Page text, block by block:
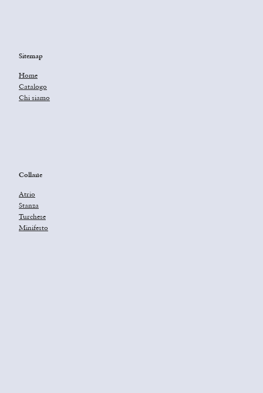
Sitemap
Home
Catalogo
Chi siamo
Collane
Atrio
Stanza
Turchese
Minifesto